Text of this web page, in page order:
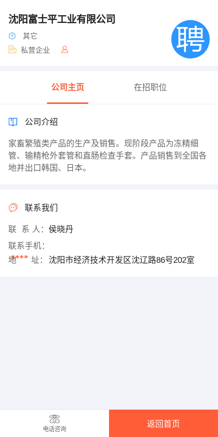
沈阳富士平工业有限公司
其它
私营企业
公司主页 在招职位
公司介绍
家畜繁殖类产品的生产及销售。现阶段产品为冻精细
管、输精枪外套管和直肠检查手套。产品销售到全国各
地并出口韩国、日本。
联系我们
联 系 人： 侯晓丹
联系手机：
****
地 址： 沈阳市经济技术开发区沈辽路86号202室
电话咨询
返回首页